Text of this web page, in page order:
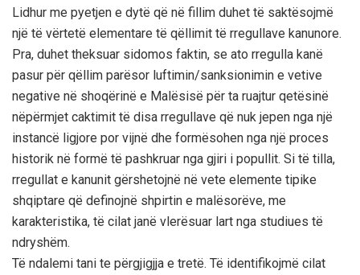
Lidhur me pyetjen e dytë që në fillim duhet të saktësojmë
një të vërtetë elementare të qëllimit të rregullave kanunore.
Pra, duhet theksuar sidomos faktin, se ato rregulla kanë
pasur për qëllim parësor luftimin/sanksionimin e vetive
negative në shoqërinë e Malësisë për ta ruajtur qetësinë
nëpërmjet caktimit të disa rregullave që nuk jepen nga një
instancë ligjore por vijnë dhe formësohen nga një proces
historik në formë të pashkruar nga gjiri i popullit. Si të tilla,
rregullat e kanunit gërshetojnë në vete elemente tipike
shqiptare që definojnë shpirtin e malësorëve, me
karakteristika, të cilat janë vlerësuar lart nga studiues të
ndryshëm.
Të ndalemi tani te përgjigjja e tretë. Të identifikojmë cilat